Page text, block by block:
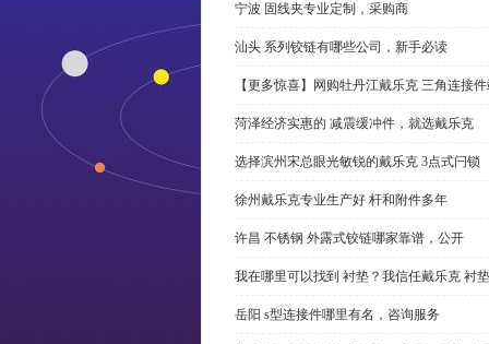
宁波 固线夹专业定制，采购商
汕头 系列铰链有哪些公司，新手必读
【更多惊喜】网购牡丹江戴乐克 三角连接
菏泽经济实惠的 减震缓冲件，就选戴乐克
选择滨州宋总眼光敏锐的戴乐克 3点式闩锁
徐州戴乐克专业生产好 杆和附件多年
许昌 不锈钢 外露式铰链哪家靠谱，公开
我在哪里可以找到 衬垫？我信任戴乐克 衬
岳阳 s型连接件哪里有名，咨询服务